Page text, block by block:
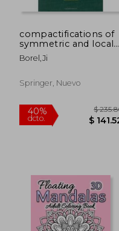
40%
compactifications of
symmetric and locally
symmetric spaces (en
Inglés)
Borel,ji
Springer, Nuevo